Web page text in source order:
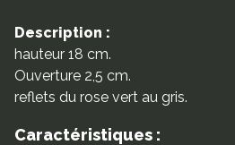
Description :
hauteur 18 cm.
Ouverture 2,5 cm.
reflets du rose vert au gris.
Caractéristiques :